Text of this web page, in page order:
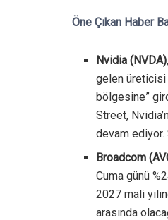
Öne Çıkan Haber
Nvidia (NVDA)
gelen üreticisi
bölgesine”
Street,
devam ediyor.
Broadcom
Cuma günü
2027 mali
arasında